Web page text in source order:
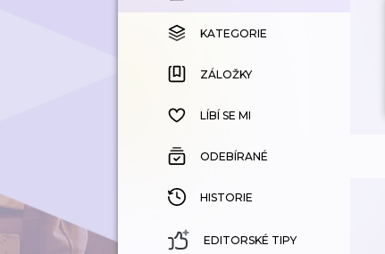
KATEGORIE
ZÁLOŽKY
HISTORIE
KATEGORIE
ZÁLOŽKY
LÍBÍ SE MI
ODEBÍRANÉ
HISTORIE
EDITORSKÉ TIPY